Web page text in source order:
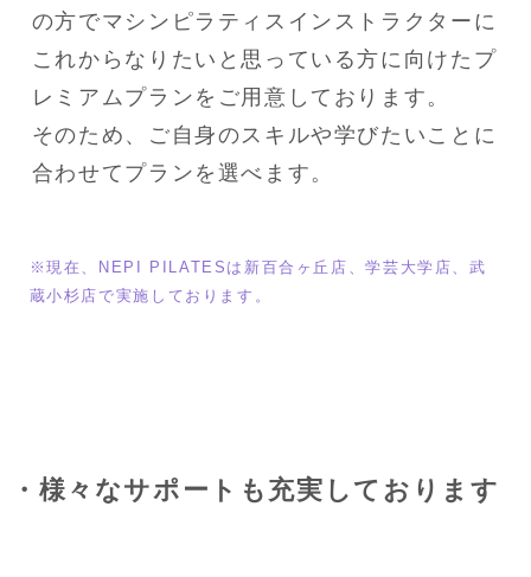
の方でマシンピラティスインストラクターに
これからなりたいと思っている方に向けたプ
レミアムプランをご用意しております。
そのため、ご自身のスキルや学びたいことに
合わせてプランを選べます。
※現在、NEPI PILATESは新百合ヶ丘店、学芸大学店、武
蔵小杉店で実施しております。
・様々なサポートも充実しております